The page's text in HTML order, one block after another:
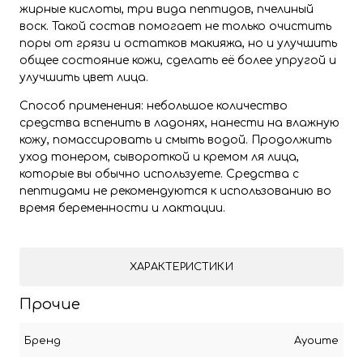
жирные кислоты, три вида пептидов, пчелиный
воск. Такой состав помогает не только очистить
поры от грязи и остатков макияжа, но и улучшить
общее состояние кожи, сделать её более упругой и
улучшить цвет лица.
Способ применения: небольшое количество
средства вспенить в ладонях, нанести на влажную
кожу, помассировать и смыть водой. Продолжить
уход тонером, сывороткой и кремом ля лица,
которые вы обычно используете. Средства с
пептидами не рекомендуются к использованию во
время беременности и лактации.
ХАРАКТЕРИСТИКИ
Прочие
Бренд Ayoume